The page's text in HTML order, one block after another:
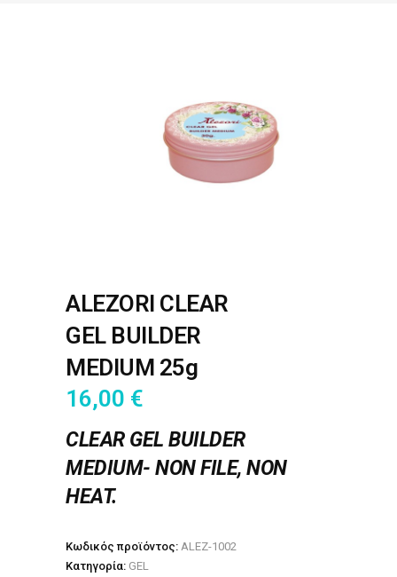
ALEZORI CLEAR
GEL BUILDER
MEDIUM 25g
16,00 €
CLEAR GEL BUILDER
MEDIUM- NON FILE, NON
HEAT.
Κωδικός προϊόντος: ALEZ-1002
Κατηγορία: GEL